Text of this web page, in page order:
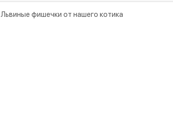
Львиные фишечки от нашего котика